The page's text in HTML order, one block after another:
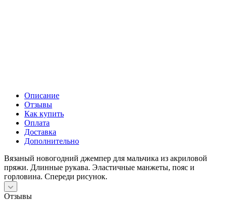
Описание
Отзывы
Как купить
Оплата
Доставка
Дополнительно
Вязаный новогодний джемпер для мальчика из акриловой
пряжи. Длинные рукава. Эластичные манжеты, пояс и
горловина. Спереди рисунок.
Отзывы